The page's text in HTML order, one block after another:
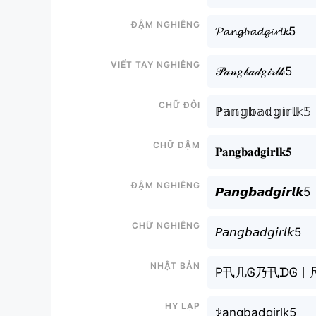
Đậm nghiêng
𝓟𝓪𝓷𝓰𝓫𝓪𝓭𝓰𝓲𝓻𝓵𝓴5
Viết tay nghiêng
𝒫𝒶𝓃𝑔𝒷𝒶𝒹𝑔𝒾𝓇𝓁𝓀5
Chữ đôi
ℙ𝕒𝕟𝕘𝕓𝕒𝕕𝕘𝕚𝕣𝕝𝕜𝟝
Chữ đậm
𝐏𝐚𝐧𝐠𝐛𝐚𝐝𝐠𝐢𝐫𝐥𝐤𝟓
Đậm nghiêng
𝙋𝙖𝙣𝙜𝙗𝙖𝙙𝙜𝙞𝙧𝙡𝙠5
Chữ nghiêng
𝘗𝘢𝘯𝘨𝘣𝘢𝘥𝘨𝘪𝘳𝘭𝘬5
Nhật bản
P卂几Ꮆ乃卂ᗪᎶ丨
Hy lạp
ꉣangbadgirlk5